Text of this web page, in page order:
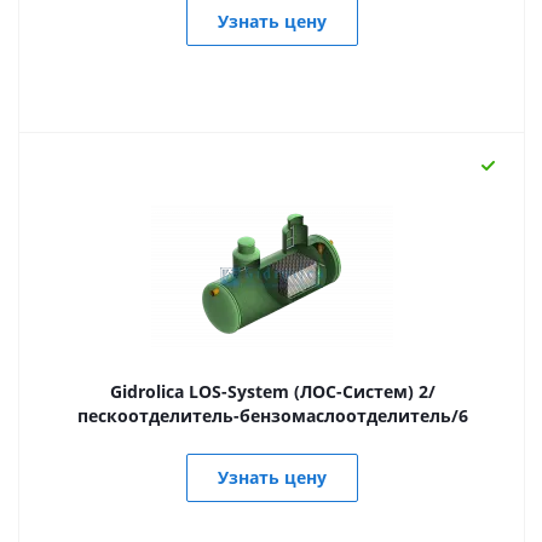
Узнать цену
Gidrolica LOS-System (ЛОС-Систем) 2/
пескоотделитель-бензомаслоотделитель/6
Узнать цену